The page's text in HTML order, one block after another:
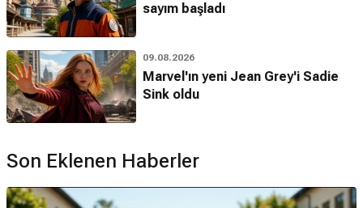
sayım başladı
09.08.2026
Marvel'ın yeni Jean Grey'i Sadie
Sink oldu
Son Eklenen Haberler